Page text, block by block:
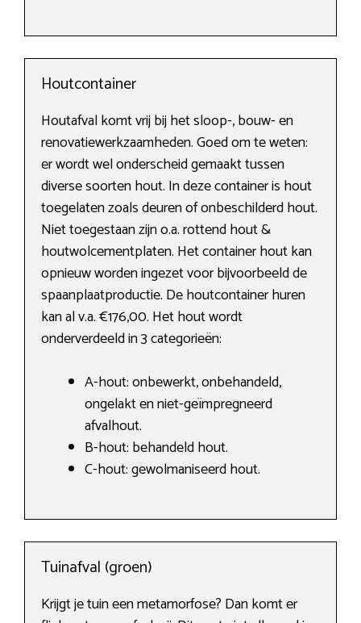
Houtcontainer
Houtafval komt vrij bij het sloop-, bouw- en
renovatiewerkzaamheden. Goed om te weten:
er wordt wel onderscheid gemaakt tussen
diverse soorten hout. In deze container is hout
toegelaten zoals deuren of onbeschilderd hout.
Niet toegestaan zijn o.a. rottend hout &
houtwolcementplaten. Het container hout kan
opnieuw worden ingezet voor bijvoorbeeld de
spaanplaatproductie. De houtcontainer huren
kan al v.a. €176,00. Het hout wordt
onderverdeeld in 3 categorieën:
A-hout: onbewerkt, onbehandeld,
ongelakt en niet-geïmpregneerd
afvalhout.
B-hout: behandeld hout.
C-hout: gewolmaniseerd hout.
Tuinafval (groen)
Krijgt je tuin een metamorfose? Dan komt er